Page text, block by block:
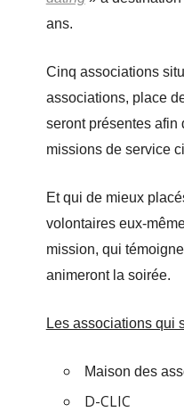
ans.
Cinq associations
associations, place
seront présentes afin
missions de service
Et qui de mieux
volontaires eux-
mission, qui
animeront la soirée.
Les associations qui
Maison des
D-CLIC